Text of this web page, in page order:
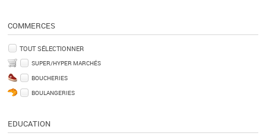
COMMERCES
TOUT SÉLECTIONNER
SUPER/HYPER MARCHÉS
BOUCHERIES
BOULANGERIES
EDUCATION